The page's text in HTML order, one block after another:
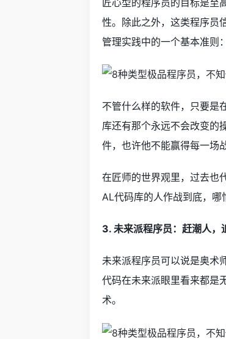
性。除此之外，这类程序员
管理实践中的一个基本准则
不管什么样的软件，只要是
库还有那个永远不会改变的
件，也许他不能赢得每一场
在匠师的世界观里，过去也
AL代码库的人作战到底，哪
3. 未来派程序员：赶潮人，
未来派程序员可以说是奥
代码在未来派眼里看来都
术。